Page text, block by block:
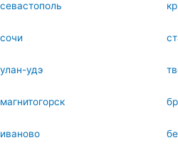
севастополь
сочи
улан-удэ
магнитогорск
иваново